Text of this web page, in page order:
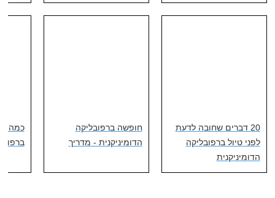
20 דברים שחובה לדעת
לפני טיול ברפובליקה
הדומיניקנית
חופשה ברפובליקה
הדומיניקנית - מדריך
כמה